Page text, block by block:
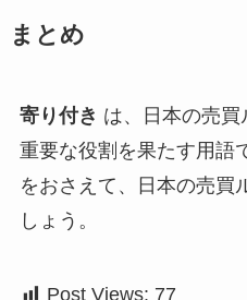
まとめ
寄り付き は、日本の売
重要な役割を果たす用語
をおさえて、日本の売買
しょう。
Post Views: 77